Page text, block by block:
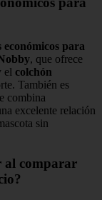
económicos para
, que ofrece
el colchón
También es
combina
excelente relación
sin
al comparar